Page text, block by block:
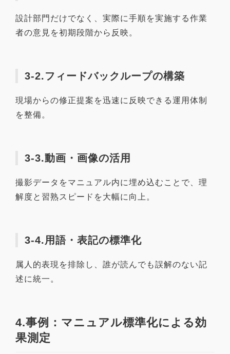
設計部門だけでなく、実際に手順を実施する作業
者の意見を初期段階から反映。
3-2.フィードバックループの構築
現場からの修正提案を迅速に反映できる運用体制
を整備。
3-3.動画・画像の活用
撮影データをマニュアル内に埋め込むことで、理
解度と習熟スピードを大幅に向上。
3-4.用語・表記の標準化
属人的表現を排除し、誰が読んでも誤解のない記
述に統一。
4.事例：マニュアル標準化による効
果測定